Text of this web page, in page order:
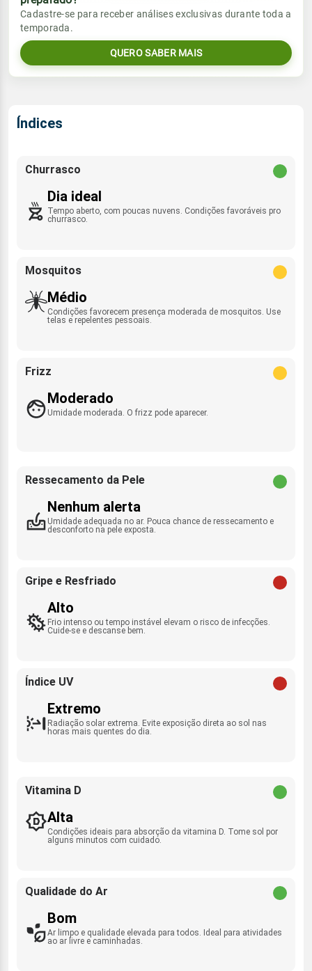
Umidade do ar
35%93%
Rajada de vento
Sol
06:03h às 17:43h
Lua
Chuva
0.0mm
Umidade do ar
Vento
ESE - 16km/h
Rajada de vento
Sol
Cadastre-se para receber análises exclusivas durante toda a
temporada.
QUERO SABER MAIS
Índices
Churrasco
Dia ideal
Tempo aberto, com poucas nuvens. Condições favoráveis pro
churrasco.
Mosquitos
Médio
Condições favorecem presença moderada de mosquitos. Use
telas e repelentes pessoais.
Frizz
Moderado
Umidade moderada. O frizz pode aparecer.
Ressecamento da Pele
Nenhum alerta
Umidade adequada no ar. Pouca chance de ressecamento e
desconforto na pele exposta.
Gripe e Resfriado
Alto
Frio intenso ou tempo instável elevam o risco de infecções.
Cuide-se e descanse bem.
Índice UV
Extremo
Radiação solar extrema. Evite exposição direta ao sol nas
horas mais quentes do dia.
Vitamina D
Alta
Condições ideais para absorção da vitamina D. Tome sol por
alguns minutos com cuidado.
Qualidade do Ar
Bom
Ar limpo e qualidade elevada para todos. Ideal para atividades
ao ar livre e caminhadas.